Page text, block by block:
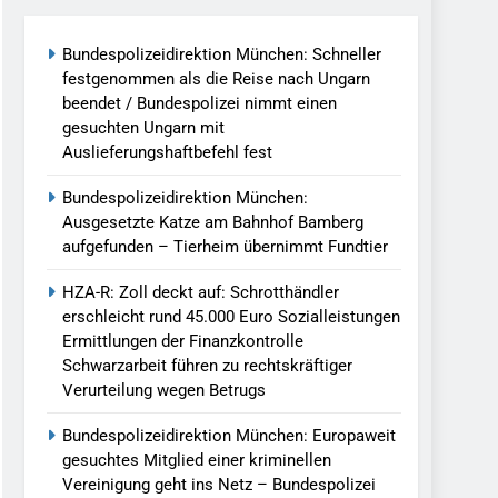
Vereinigung Geht Ins Netz –
In Saarbrücken
/ Bundespolizei Ermittelt Wegen
Fest / Mann Nach Gleissturz Verletzt
Kontrolle In Waidhaus Führt
Bundespolizei Stellt Auto
Bundespolizeidirektion München: Schneller
festgenommen als die Reise nach Ungarn
beendet / Bundespolizei nimmt einen
gesuchten Ungarn mit
Auslieferungshaftbefehl fest
Bundespolizeidirektion München:
Ausgesetzte Katze am Bahnhof Bamberg
aufgefunden – Tierheim übernimmt Fundtier
HZA-R: Zoll deckt auf: Schrotthändler
erschleicht rund 45.000 Euro Sozialleistungen
Ermittlungen der Finanzkontrolle
Schwarzarbeit führen zu rechtskräftiger
Verurteilung wegen Betrugs
Bundespolizeidirektion München: Europaweit
gesuchtes Mitglied einer kriminellen
Vereinigung geht ins Netz – Bundespolizei